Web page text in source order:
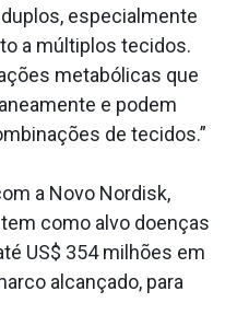
especialmente
a múltiplos tecidos.
metabólicas que
e podem
de tecidos.”
a Novo Nordisk,
como alvo doenças
US$ 354 milhões em
alcançado, para